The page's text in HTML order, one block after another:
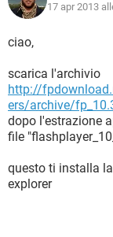
17 apr 2013
ciao,
scarica l'archivio
http://
ers/archive/
dopo l'estrazione
file
questo ti installa
explorer